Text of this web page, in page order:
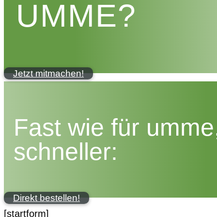
UMME?
Jetzt mitmachen!
Fast wie für
schneller:
Direkt bestellen!
[startform]